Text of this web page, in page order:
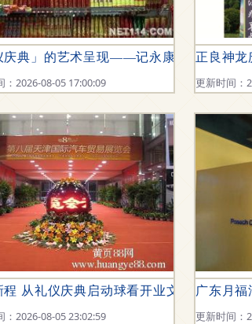
庆典」的艺术呈现——记永康市舒氏庆典
：2026-08-05 17:00:09
正良神
更新时间：
程 从礼仪庆典启动球看开业文化的仪式感
：2026-08-05 23:02:59
广东月
更新时间：